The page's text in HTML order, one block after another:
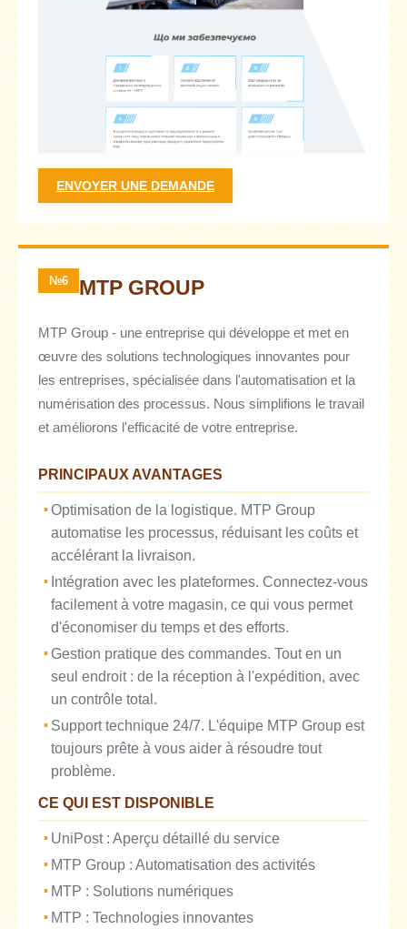
ENVOYER UNE DEMANDE
№6 MTP GROUP
MTP Group - une entreprise qui développe et met en
œuvre des solutions technologiques innovantes pour
les entreprises, spécialisée dans l'automatisation et la
numérisation des processus. Nous simplifions le travail
et améliorons l'efficacité de votre entreprise.
PRINCIPAUX AVANTAGES
Optimisation de la logistique. MTP Group
automatise les processus, réduisant les coûts et
accélérant la livraison.
Intégration avec les plateformes. Connectez-vous
facilement à votre magasin, ce qui vous permet
d'économiser du temps et des efforts.
Gestion pratique des commandes. Tout en un
seul endroit : de la réception à l'expédition, avec
un contrôle total.
Support technique 24/7. L'équipe MTP Group est
toujours prête à vous aider à résoudre tout
problème.
CE QUI EST DISPONIBLE
UniPost : Aperçu détaillé du service
MTP Group : Automatisation des activités
MTP : Solutions numériques
MTP : Technologies innovantes